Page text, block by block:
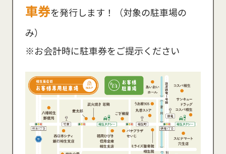
車券を発行します！（対象の駐車場の
み）
※お会計時に駐車券をご提示ください